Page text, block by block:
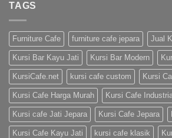
TAGS
Furniture Cafe furniture cafe jepara Jual
Kursi Bar Kayu Jati Kursi Bar Modern
KursiCafe.net kursi cafe custom Kursi
Kursi Cafe Harga Murah Kursi Cafe
Kursi cafe Jati Jepara Kursi Cafe Jepara
Kursi Cafe Kayu Jati kursi cafe klasik